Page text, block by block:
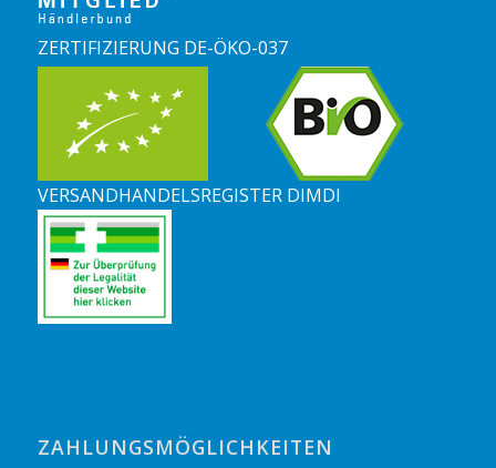
ZERTIFIZIERUNG DE-ÖKO-037
VERSANDHANDELSREGISTER DIMDI
ZAHLUNGSMÖGLICHKEITEN